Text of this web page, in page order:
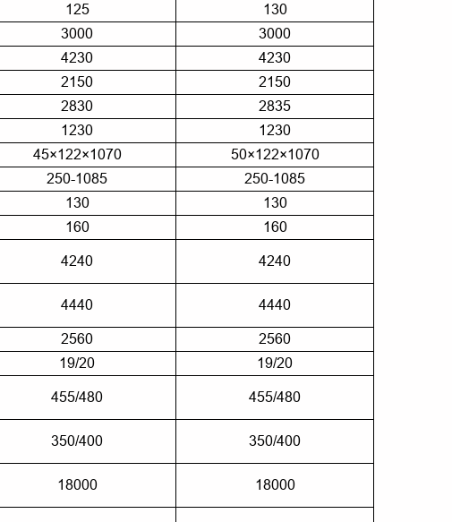
125
130
3000
3000
4230
4230
2150
2150
2830
2835
1230
1230
45×122×1070
50×122×1070
250-1085
250-1085
130
130
160
160
4240 4240
4440 4440
2560
2560
19/20
19/20
455/480 455/480
350/400 350/400
18000 18000